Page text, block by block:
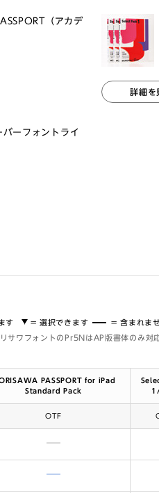
（アカデ
詳細を
ーフォントライ
す = 選択できます
= 含まれま
サワフォントのPr5NはAP版書体のみ対
PASSPORT for iPad
Standard Pack
OTF